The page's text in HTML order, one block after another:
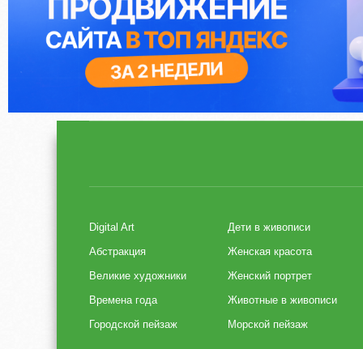
Digital Art
Абстракция
Великие художники
Времена года
Городской пейзаж
Дети в живописи
Женская красота
Женский портрет
Животные в живописи
Морской пейзаж